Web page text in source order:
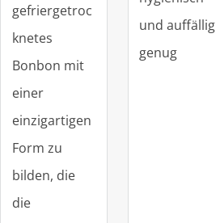
gefriergetroc
knetes
Bonbon mit
einer
einzigartigen
Form zu
bilden, die
die
und auffällig
genug